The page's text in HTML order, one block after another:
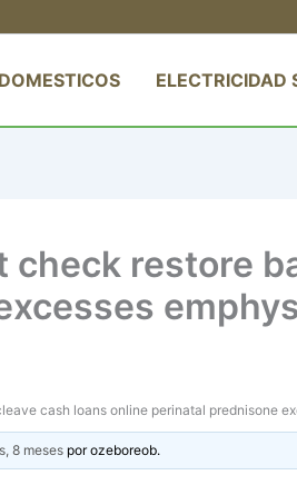
ELECTRICIDAD
check restore
cash loans online perinatal prednisone
8 meses porozeboreob.